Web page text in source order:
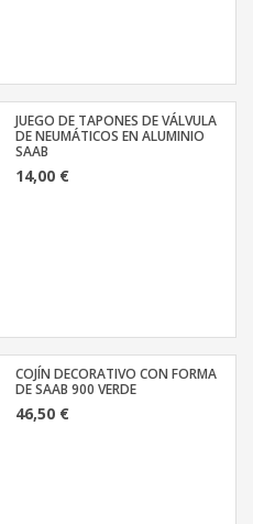
JUEGO DE TAPONES DE VÁLVULA
DE NEUMÁTICOS EN ALUMINIO
SAAB
14,00 €
COJÍN DECORATIVO CON FORMA
DE SAAB 900 VERDE
46,50 €